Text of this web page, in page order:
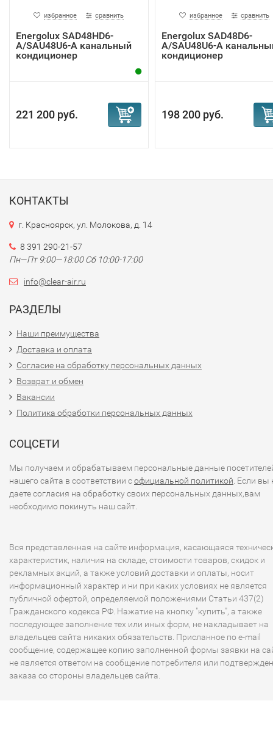
избранное сравнить
Energolux SAD48HD6-
A/SAU48U6-A канальный
кондиционер
221 200 руб.
избранное сравнить
Energolux SAD48D6-
A/SAU48U6-A
кондиционер
198 200 руб.
КОНТАКТЫ
г. Красноярск, ул. Молокова, д. 14
8 391 290-21-57
Пн—Пт 9:00—18:00 Сб 10:00-17:00
info@clear-air.ru
РАЗДЕЛЫ
Наши преимущества
Доставка и оплата
Согласие на обработку персональных данных
Возврат и обмен
Вакансии
Политика обработки персональных данных
СОЦСЕТИ
Мы получаем и обрабатываем персональные данные
нашего сайта в соответствии софициальной политикой . Если вы
даете согласия на обработку своих персональных данных,вам
необходимо покинуть наш сайт.
Вся представленная на сайте информация, касающаяся
характеристик, наличия на складе, стоимости товаров, скидок и
рекламных акций, а также условий доставки и оплаты, носит
информационный характер и ни при каких условиях не является
публичной офертой, определяемой положениями Статьи 437(2)
Гражданского кодекса РФ. Нажатие на кнопку "купить", а также
последующее заполнение тех или иных форм, не накладывает на
владельцев сайта никаких обязательств. Присланное по e-mail
сообщение, содержащее копию заполненной формы заявки на
не является ответом на сообщение потребителя или
заказа со стороны владельцев сайта.